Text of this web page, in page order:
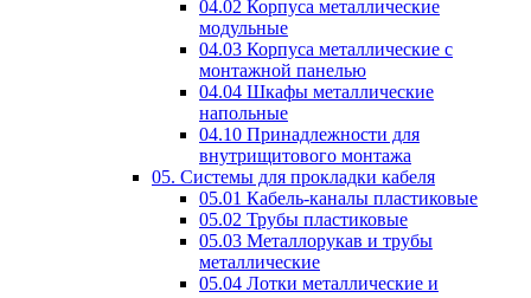
04.02 Корпуса металлические
модульные
04.03 Корпуса металлические с
монтажной панелью
04.04 Шкафы металлические
напольные
04.10 Принадлежности для
внутрищитового монтажа
05. Системы для прокладки кабеля
05.01 Кабель-каналы пластиковые
05.02 Трубы пластиковые
05.03 Металлорукав и трубы
металлические
05.04 Лотки металлические и